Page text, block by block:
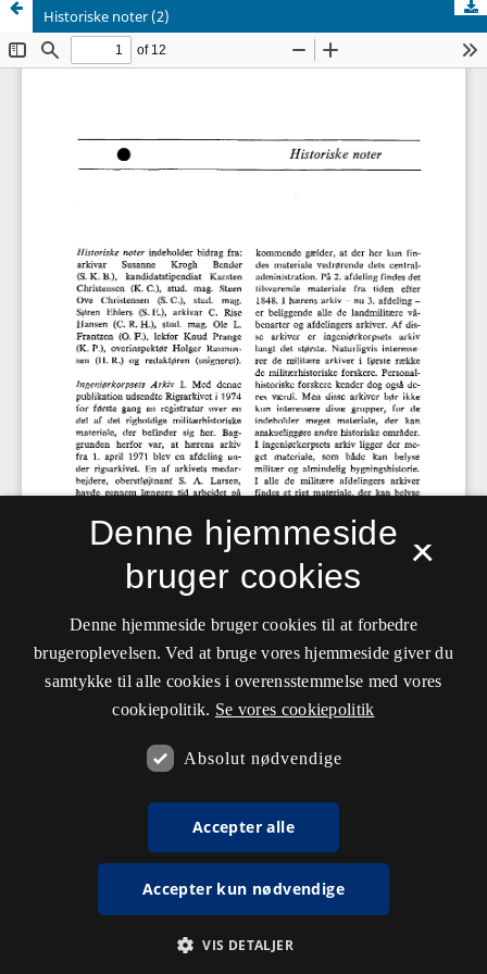
Historiske noter (2)
×
Denne hjemmeside
bruger cookies
Denne hjemmeside bruger cookies til at forbedre
brugeroplevelsen. Ved at bruge vores hjemmeside giver du
samtykke til alle cookies i overensstemmelse med vores
cookiepolitik. Se vores cookiepolitik
Absolut nødvendige
Accepter alle
Accepter kun nødvendige
VIS DETALJER